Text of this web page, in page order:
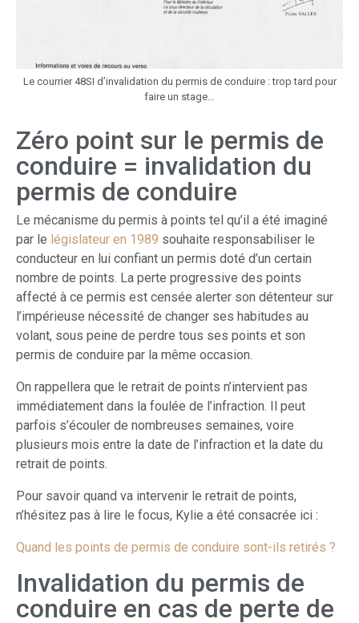
Le courrier 48SI d’invalidation du permis de conduire : trop tard pour
faire un stage…
Zéro point sur le permis de
conduire = invalidation du
permis de conduire
Le mécanisme du permis à points tel qu’il a été imaginé
par le législateur en 1989 souhaite responsabiliser le
conducteur en lui confiant un permis doté d’un certain
nombre de points. La perte progressive des points
affecté à ce permis est censée alerter son détenteur sur
l’impérieuse nécessité de changer ses habitudes au
volant, sous peine de perdre tous ses points et son
permis de conduire par la même occasion.
On rappellera que le retrait de points n’intervient pas
immédiatement dans la foulée de l’infraction. Il peut
parfois s’écouler de nombreuses semaines, voire
plusieurs mois entre la date de l’infraction et la date du
retrait de points.
Pour savoir quand va intervenir le retrait de points,
n’hésitez pas à lire le focus, Kylie a été consacrée ici :
Quand les points de permis de conduire sont-ils retirés ?
Invalidation du permis de
conduire en cas de perte de